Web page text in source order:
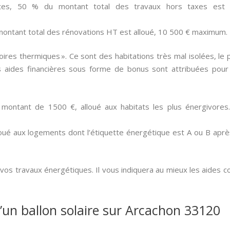
50 % du montant total des travaux hors taxes est
total des rénovations HT est alloué, 10 500 € maximum.
thermiques ». Ce sont des habitations très mal isolées, le
financières sous forme de bonus sont attribuées
de 1500 €, alloué aux habitats les plus
aux logements dont l’étiquette énergétique est A ou B
travaux énergétiques. Il vous indiquera au mieux les aides
ballon solaire sur Arcachon 33120